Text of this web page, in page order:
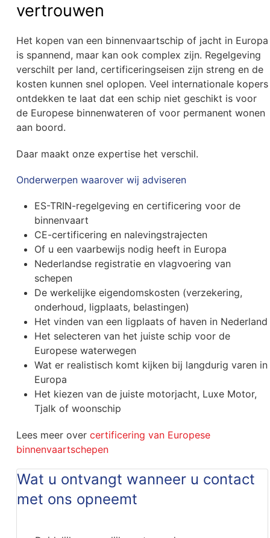
vertrouwen
Het kopen van een binnenvaartschip of jacht in Europa
is spannend, maar kan ook complex zijn. Regelgeving
verschilt per land, certificeringseisen zijn streng en de
kosten kunnen snel oplopen. Veel internationale kopers
ontdekken te laat dat een schip niet geschikt is voor
de Europese binnenwateren of voor permanent wonen
aan boord.
Daar maakt onze expertise het verschil.
Onderwerpen waarover wij adviseren
ES-TRIN-regelgeving en certificering voor de
binnenvaart
CE-certificering en nalevingstrajecten
Of u een vaarbewijs nodig heeft in Europa
Nederlandse registratie en vlagvoering van
schepen
De werkelijke eigendomskosten (verzekering,
onderhoud, ligplaats, belastingen)
Het vinden van een ligplaats of haven in Nederland
Het selecteren van het juiste schip voor de
Europese waterwegen
Wat er realistisch komt kijken bij langdurig varen in
Europa
Het kiezen van de juiste motorjacht, Luxe Motor,
Tjalk of woonschip
Lees meer over certificering van Europese
binnenvaartschepen
Wat u ontvangt wanneer u contact
met ons opneemt